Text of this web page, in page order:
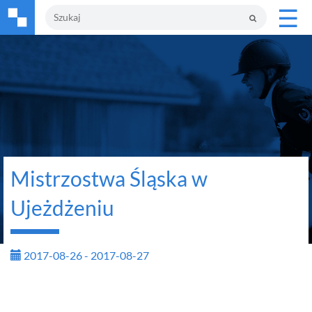
☰
Mistrzostwa Śląska w
Ujeżdżeniu
2017-08-26 - 2017-08-27